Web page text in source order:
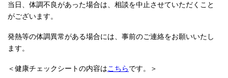
当日、体調不良があった場合は、相談を中止させていただくこと
がございます。
発熱等の体調異常がある場合には、事前のご連絡をお願いいたし
ます。
＜健康チェックシートの内容はこちらです。＞